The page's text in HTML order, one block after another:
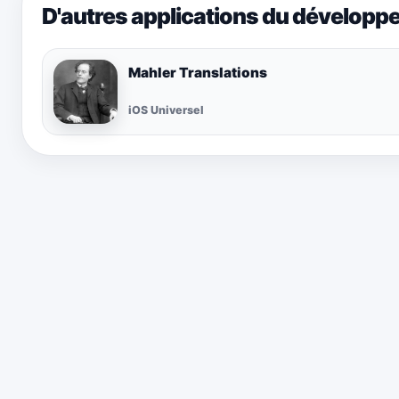
D'autres applications du
Mahler Translations
iOS Universel